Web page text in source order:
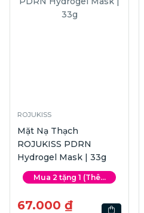
ROJUKISS
Mặt Nạ Thạch
ROJUKISS PDRN
Hydrogel Mask | 33g
Mua 2 tặng 1 (Thê...
67.000 ₫